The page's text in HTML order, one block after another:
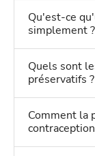
Qu'est-ce
simplement ?
Quels sont
préservatifs ?
Comment la